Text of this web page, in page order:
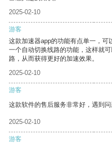
2025-02-10
游客
这款加速器app的功能有点单一，可
一个自动切换线路的功能，这样就
路，从而获得更好的加速效果。
2025-02-10
游客
这款软件的售后服务非常好，遇到问
2025-02-10
游客